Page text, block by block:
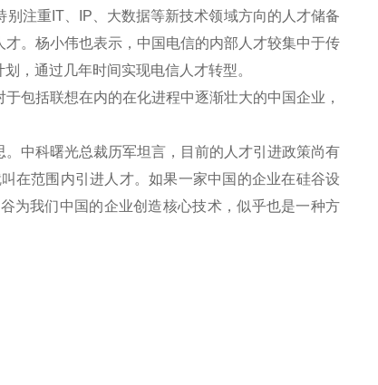
注重IT、IP、大数据等新技术领域方向的人才储备
。杨小伟也表示，中国电信的内部人才较集中于传
，通过几年时间实现电信人才转型。
括联想在内的在化进程中逐渐壮大的中国企业，
中科曙光总裁历军坦言，目前的人才引进政策尚有
在范围内引进人才。如果一家中国的企业在硅谷设
为我们中国的企业创造核心技术，似乎也是一种方